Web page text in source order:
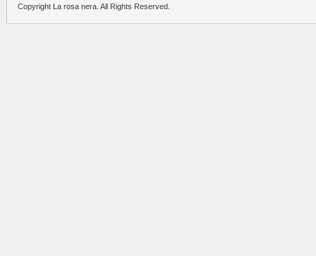
Copyright La rosa nera. All Rights Reserved.